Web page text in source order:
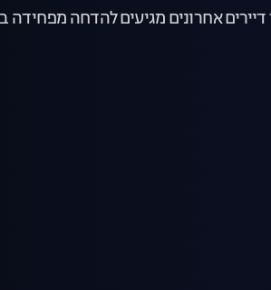
שבוע הגמר מתחיל ובסופו כולנו נגלה מי יהיה הדייר האחרון! הערב, משדר הדחה